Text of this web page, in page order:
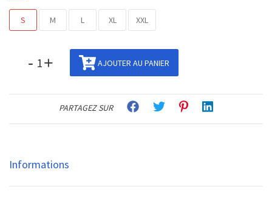
S M L XL XXL
- + AJOUTER AU PANIER
PARTAGEZ SUR
Informations